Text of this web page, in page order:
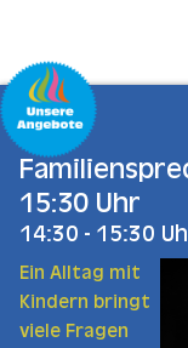
Zum Hauptinhalt
15:30 Uhr
14:30 - 15:30
Ein Alltag mit
Kindern bringt
viele Fragen